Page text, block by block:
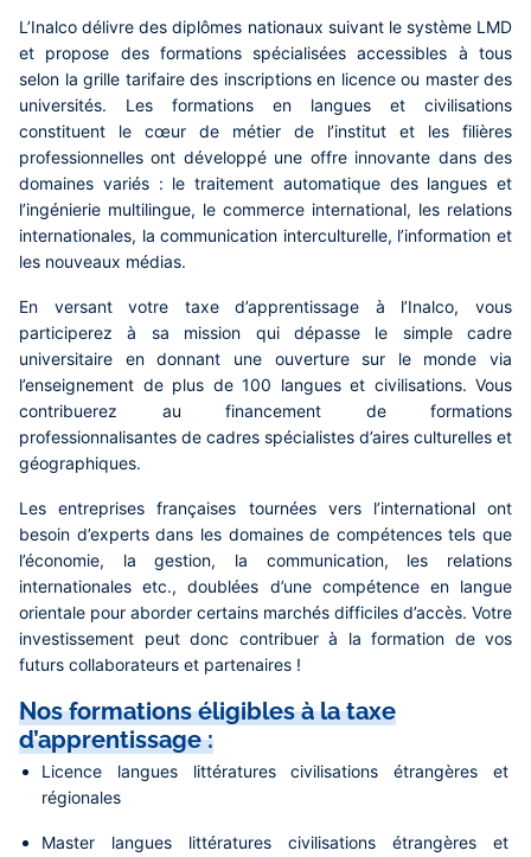
L’Inalco délivre des diplômes nationaux suivant le système LMD
et propose des formations spécialisées accessibles à tous
selon la grille tarifaire des inscriptions en licence ou master des
universités. Les formations en langues et civilisations
constituent le cœur de métier de l’institut et les filières
professionnelles ont développé une offre innovante dans des
domaines variés : le traitement automatique des langues et
l’ingénierie multilingue, le commerce international, les relations
internationales, la communication interculturelle, l’information et
les nouveaux médias.
En versant votre taxe d’apprentissage à l’Inalco, vous
participerez à sa mission qui dépasse le simple cadre
universitaire en donnant une ouverture sur le monde via
l’enseignement de plus de 100 langues et civilisations. Vous
contribuerez au financement de formations
professionnalisantes de cadres spécialistes d’aires culturelles et
géographiques.
Les entreprises françaises tournées vers l’international ont
besoin d’experts dans les domaines de compétences tels que
l’économie, la gestion, la communication, les relations
internationales etc., doublées d’une compétence en langue
orientale pour aborder certains marchés difficiles d’accès. Votre
investissement peut donc contribuer à la formation de vos
futurs collaborateurs et partenaires !
Nos formations éligibles à la taxe
d’apprentissage :
Licence langues littératures civilisations étrangères et
régionales
Master langues littératures civilisations étrangères et